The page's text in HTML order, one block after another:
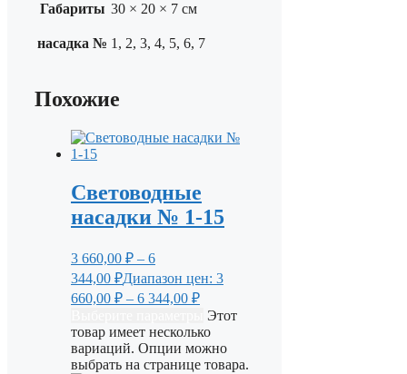
Габариты 30 × 20 × 7 см
насадка № 1, 2, 3, 4, 5, 6, 7
Похожие
Световодные
насадки № 1-15
3 660,00 ₽ – 6
344,00 ₽Диапазон цен: 3
660,00 ₽ – 6 344,00 ₽
Этот
товар имеет несколько
вариаций. Опции можно
выбрать на странице товара.